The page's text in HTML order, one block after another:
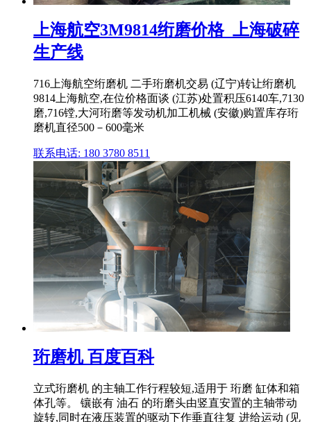
上海航空3M9814绗磨价格_上海破碎
生产线
716上海航空绗磨机 二手珩磨机交易 (辽宁)转让绗磨机
9814上海航空,在位价格面谈 (江苏)处置积压6140车,7130
磨,716镗,大河珩磨等发动机加工机械 (安徽)购置库存珩
磨机直径500－600毫米
联系电话: 180 3780 8511
珩磨机 百度百科
立式珩磨机 的主轴工作行程较短,适用于 珩磨 缸体和箱
体孔等。 镶嵌有 油石 的珩磨头由竖直安置的主轴带动
旋转,同时在液压装置的驱动下作垂直往复 进给运动 (见